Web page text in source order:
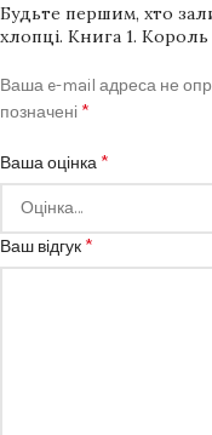
Будьте першим, хто
хлопці. Книга 1.
Ваша e-mail адреса не
позначені *
Ваша оцінка *
Ваш відгук *